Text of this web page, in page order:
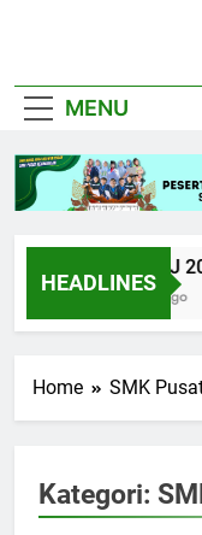
MENU
HEADLINES
UPK TKJ 2020
6 Tahun Ago
Home SMK
Kategori: